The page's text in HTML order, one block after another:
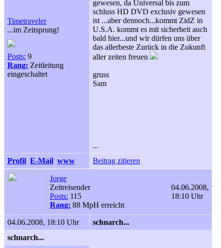
Timetraveler
...im Zeitsprung!
Posts: 9
Rang: Zeitleitung
eingeschaltet
gewesen, da Universal bis zum
schluss HD DVD exclusiv gewesen
ist ...aber dennoch...kommt ZidZ in
U.S.A. kommt es mit sicherheit auch
bald hier...und wir dürfen uns über
das allerbeste Zurück in die Zukunft
aller zeiten freuen
gruss
Sam
...
Profil E-Mail www Beitrag zitieren
Jorge
Zeitreisender
Posts: 115
Rang: 88 MpH erreicht
04.06.2008,
18:10 Uhr
04.06.2008, 18:10 Uhr
schnarch...
schnarch...